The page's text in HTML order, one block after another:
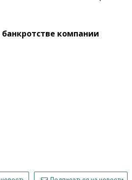
компании